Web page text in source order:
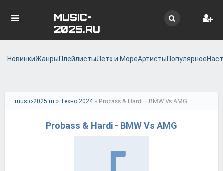
MUSIC-
2025.RU
НовинкиЖанрыПлейлистыЛето и МореАртистыПопулярное
music-2025.ru » Техно 2024» Probass & Hardi - BMW Vs AMG
Probass & Hardi - BMW Vs AMG